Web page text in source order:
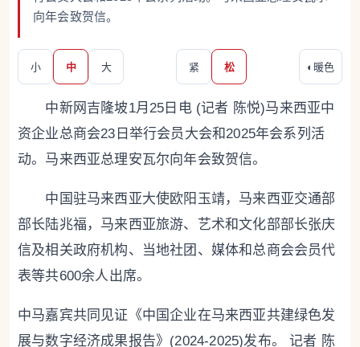
向年会致贺信。
小 中 大 紧 松 ◐ 暖色
中新网吉隆坡1月25日电 (记者 陈悦)马来西亚中
资企业总商会23日举行会员大会和2025年会系列活
动。马来西亚总理安瓦尔向年会致贺信。
中国驻马来西亚大使欧阳玉靖，马来西亚交通部
部长陆兆福，马来西亚旅游、艺术和文化部部长张庆
信及相关政府机构、当地社团、媒体和总商会会员代
表等共600余人出席。
中马嘉宾共同见证《中国企业在马来西亚共建绿色发
展与数字经济成果报告》(2024-2025)发布。 记者 陈